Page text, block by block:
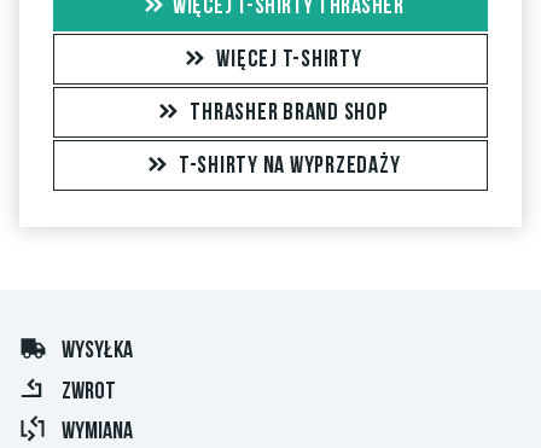
WIĘCEJ T-SHIRTY THRASHER
WIĘCEJ T-SHIRTY
THRASHER BRAND SHOP
T-SHIRTY NA WYPRZEDAŻY
WYSYŁKA
ZWROT
WYMIANA